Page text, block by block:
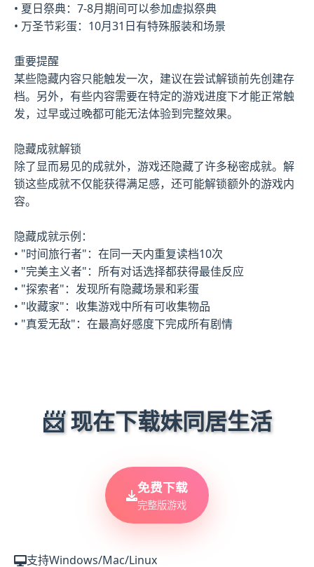
• 夏日祭典：7-8月期间可以参加虚拟祭典
• 万圣节彩蛋：10月31日有特殊服装和场景
重要提醒
某些隐藏内容只能触发一次，建议在尝试解锁前先创建存
档。另外，有些内容需要在特定的游戏进度下才能正常触
发，过早或过晚都可能无法体验到完整效果。
隐藏成就解锁
除了显而易见的成就外，游戏还隐藏了许多秘密成就。解
锁这些成就不仅能获得满足感，还可能解锁额外的游戏内
容。
隐藏成就示例：
• "时间旅行者"：在同一天内重复读档10次
• "完美主义者"：所有对话选择都获得最佳反应
• "探索者"：发现所有隐藏场景和彩蛋
• "收藏家"：收集游戏中所有可收集物品
• "真爱无敌"：在最高好感度下完成所有剧情
📨 现在下载妹同居生活
免费下载
完整版游戏
支持Windows/Mac/Linux